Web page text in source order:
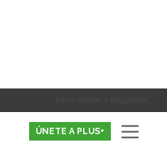
Inicia Sesión o Registrate
ÚNETE A PLUS+